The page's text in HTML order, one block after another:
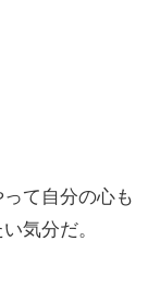
て自分の心も
気分だ。